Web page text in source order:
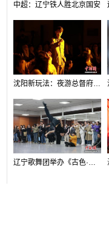
中超：辽宁铁人胜北京国安
沈阳新玩法：夜游总督府，当一回“赴宴者”
辽宁歌舞团举办《古色·国宝辽宁》排练开放日活动